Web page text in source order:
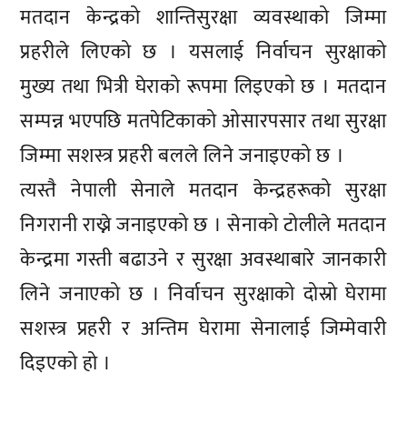
मतदान केन्द्रको शान्तिसुरक्षा व्यवस्थाको जिम्मा
प्रहरीले लिएको छ । यसलाई निर्वाचन सुरक्षाको
मुख्य तथा भित्री घेराको रूपमा लिइएको छ । मतदान
सम्पन्न भएपछि मतपेटिकाको ओसारपसार तथा सुरक्षा
जिम्मा सशस्त्र प्रहरी बलले लिने जनाइएको छ ।
त्यस्तै नेपाली सेनाले मतदान केन्द्रहरूको सुरक्षा
निगरानी राख्ने जनाइएको छ । सेनाको टोलीले मतदान
केन्द्रमा गस्ती बढाउने र सुरक्षा अवस्थाबारे जानकारी
लिने जनाएको छ । निर्वाचन सुरक्षाको दोस्रो घेरामा
सशस्त्र प्रहरी र अन्तिम घेरामा सेनालाई जिम्मेवारी
दिइएको हो ।